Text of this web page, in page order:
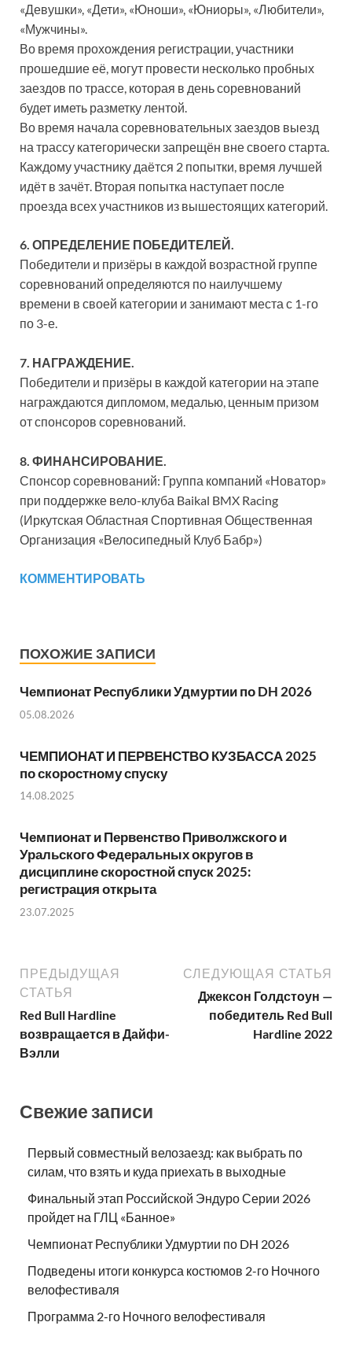
«Девушки», «Дети», «Юноши», «Юниоры», «Любители»,
«Мужчины».
Во время прохождения регистрации, участники
прошедшие её, могут провести несколько пробных
заездов по трассе, которая в день соревнований
будет иметь разметку лентой.
Во время начала соревновательных заездов выезд
на трассу категорически запрещён вне своего старта.
Каждому участнику даётся 2 попытки, время лучшей
идёт в зачёт. Вторая попытка наступает после
проезда всех участников из вышестоящих категорий.
6. ОПРЕДЕЛЕНИЕ ПОБЕДИТЕЛЕЙ.
Победители и призёры в каждой возрастной группе
соревнований определяются по наилучшему
времени в своей категории и занимают места с 1-го
по 3-е.
7. НАГРАЖДЕНИЕ.
Победители и призёры в каждой категории на этапе
награждаются дипломом, медалью, ценным призом
от спонсоров соревнований.
8. ФИНАНСИРОВАНИЕ.
Спонсор соревнований: Группа компаний «Новатор»
при поддержке вело-клуба Baikal BMX Racing
(Иркутская Областная Спортивная Общественная
Организация «Велосипедный Клуб Бабр»)
КОММЕНТИРОВАТЬ
ПОХОЖИЕ ЗАПИСИ
Чемпионат Республики Удмуртии по DH 2026
05.08.2026
ЧЕМПИОНАТ И ПЕРВЕНСТВО КУЗБАССА 2025
по скоростному спуску
14.08.2025
Чемпионат и Первенство Приволжского и
Уральского Федеральных округов в
дисциплине скоростной спуск 2025:
регистрация открыта
23.07.2025
ПРЕДЫДУЩАЯ
СТАТЬЯ
Red Bull Hardline
возвращается в Дайфи-
Вэлли
СЛЕДУЮЩАЯ СТАТЬЯ
Джексон Голдстоун —
победитель Red Bull
Hardline 2022
Свежие записи
Первый совместный велозаезд: как выбрать по
силам, что взять и куда приехать в выходные
Финальный этап Российской Эндуро Серии 2026
пройдет на ГЛЦ «Банное»
Чемпионат Республики Удмуртии по DH 2026
Подведены итоги конкурса костюмов 2-го Ночного
велофестиваля
Программа 2-го Ночного велофестиваля